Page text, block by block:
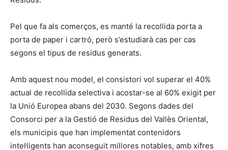
Pel que fa als comerços, es manté la recollida porta a
porta de paper i cartró, però s’estudiarà cas per cas
segons el tipus de residus generats.
Amb aquest nou model, el consistori vol superar el 40%
actual de recollida selectiva i acostar-se al 60% exigit per
la Unió Europea abans del 2030. Segons dades del
Consorci per a la Gestió de Residus del Vallès Oriental,
els municipis que han implementat contenidors
intel·ligents han aconseguit millores notables, amb xifres